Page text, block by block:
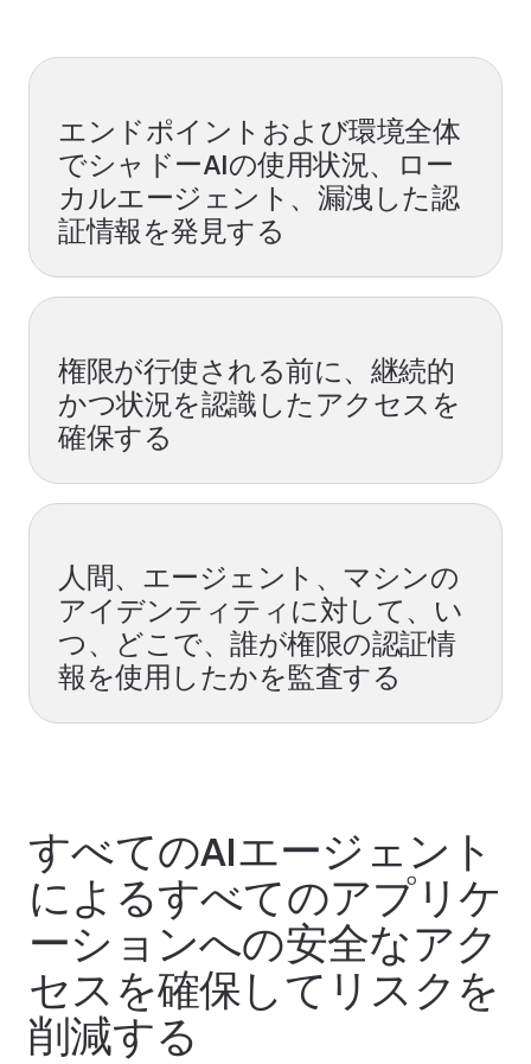
エンドポイントおよび環境全体
でシャドーAIの使用状況、ロー
カルエージェント、漏洩した認
証情報を発見する
権限が行使される前に、継続的
かつ状況を認識したアクセスを
確保する
人間、エージェント、マシンの
アイデンティティに対して、い
つ、どこで、誰が権限の認証情
報を使用したかを監査する
すべてのAIエージェント
によるすべてのアプリケ
ーションへの安全なアク
セスを確保してリスクを
削減する